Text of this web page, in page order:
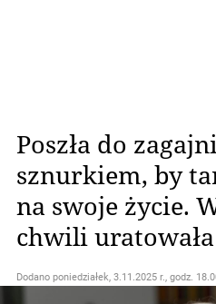
Poszła do
sznurkiem, by
na swoje życie.
chwili
Dodano poniedziałek, 3.11.2025 r., godz.